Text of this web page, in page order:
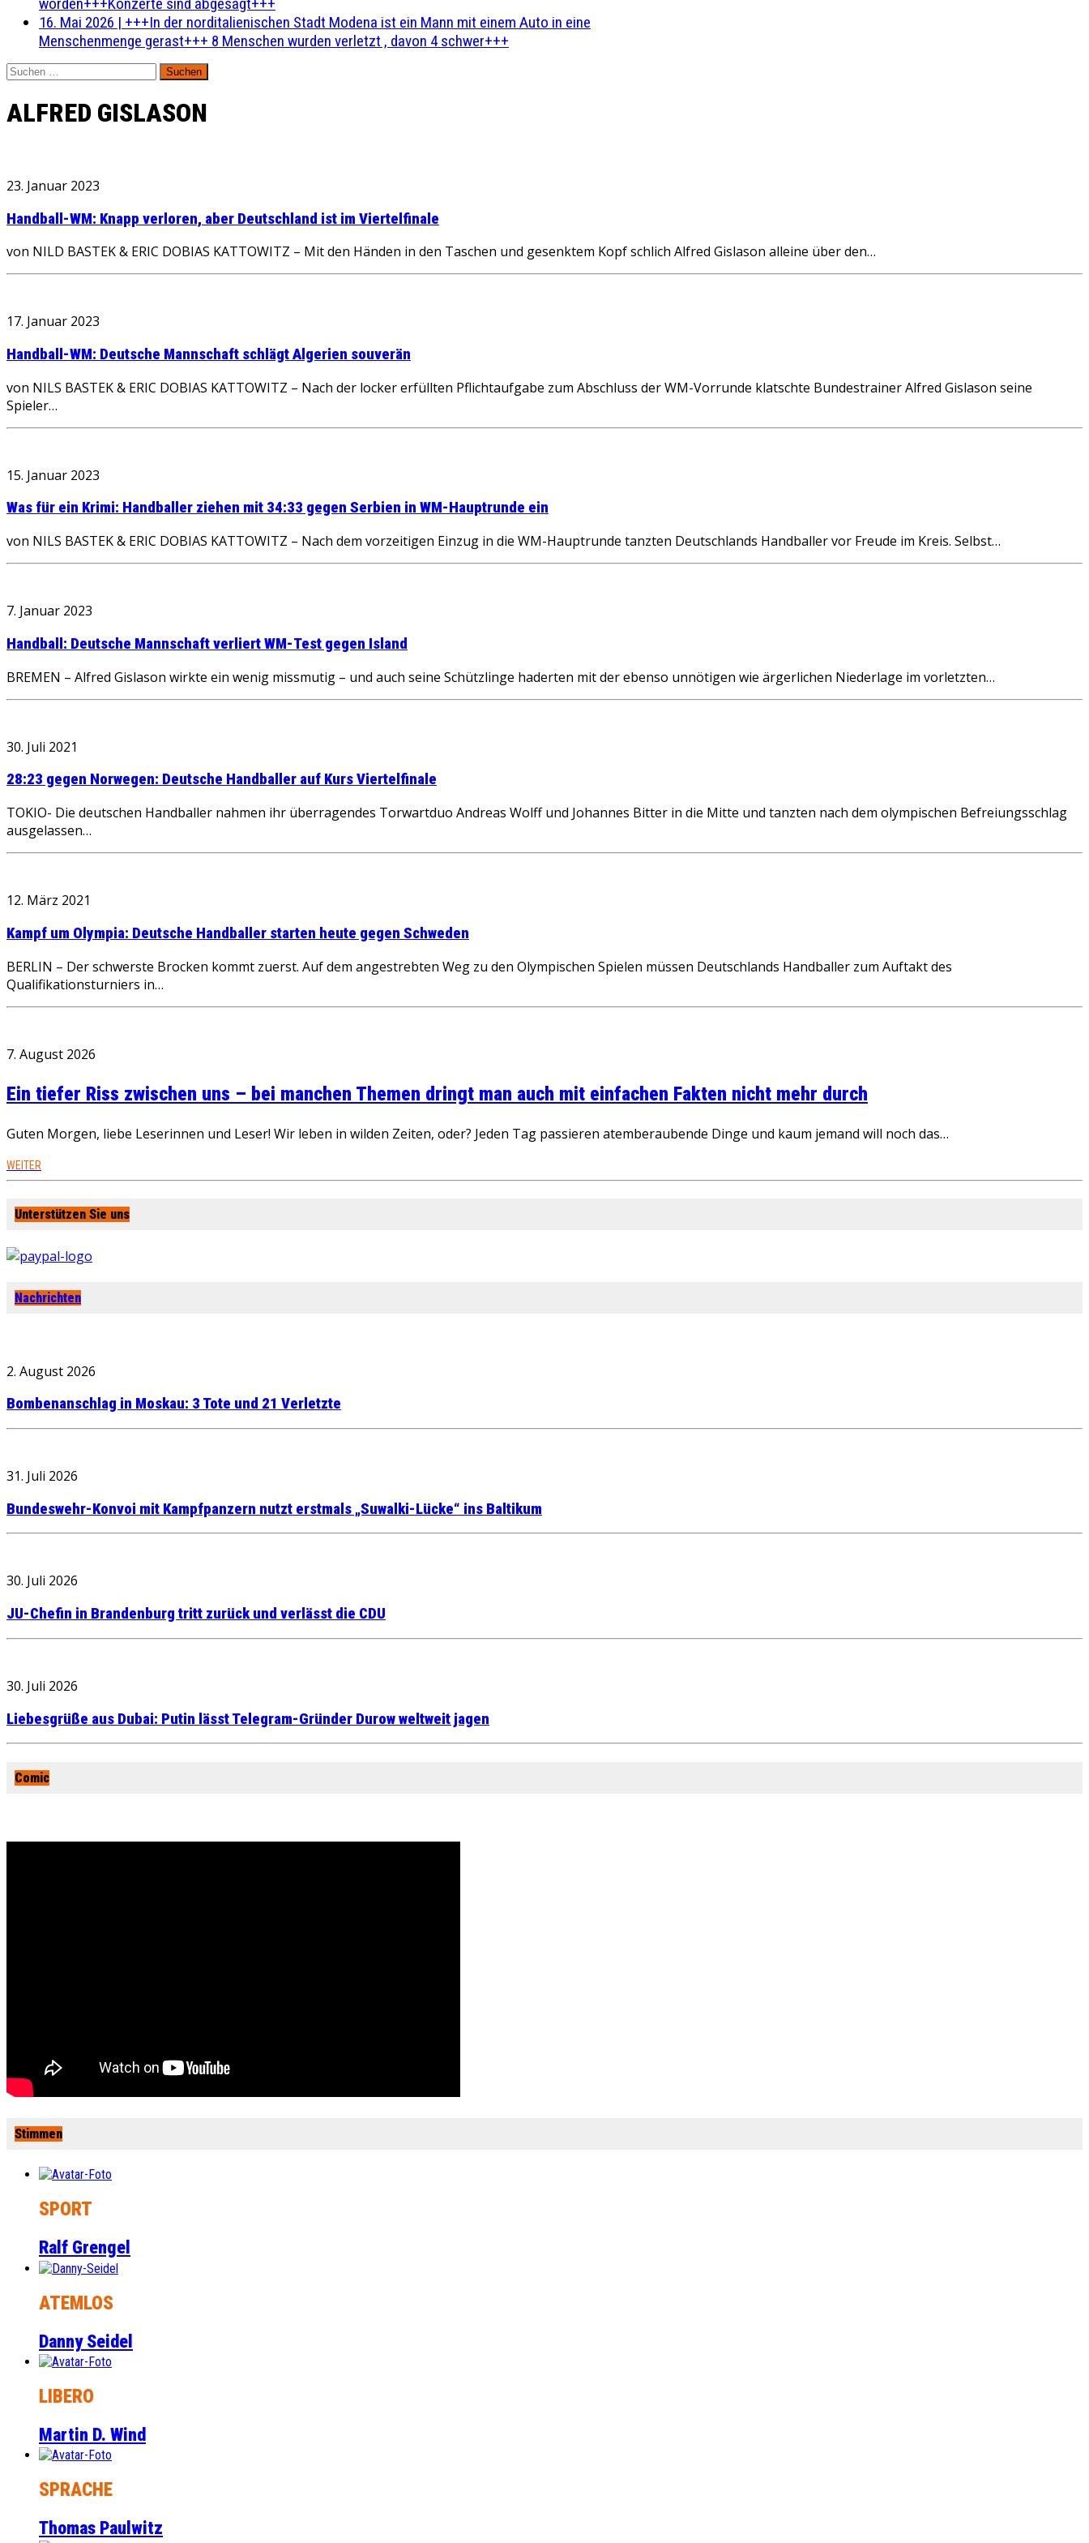
16. Mai 2026 | +++In der norditalienischen Stadt Modena ist ein Mann mit einem Auto in eine
Menschenmenge gerast+++ 8 Menschen wurden verletzt , davon 4 schwer+++
Suchen
nach:
ALFRED GISLASON
23. Januar 2023
Handball-WM: Knapp verloren, aber Deutschland ist im Viertelfinale
von NILD BASTEK & ERIC DOBIAS KATTOWITZ – Mit den Händen in den Taschen und gesenktem Kopf schlich Alfred Gislason alleine über den…
17. Januar 2023
Handball-WM: Deutsche Mannschaft schlägt Algerien souverän
von NILS BASTEK & ERIC DOBIAS KATTOWITZ – Nach der locker erfüllten Pflichtaufgabe zum Abschluss der WM-Vorrunde klatschte Bundestrainer Alfred Gislason seine
Spieler…
15. Januar 2023
Was für ein Krimi: Handballer ziehen mit 34:33 gegen Serbien in WM-Hauptrunde ein
von NILS BASTEK & ERIC DOBIAS KATTOWITZ – Nach dem vorzeitigen Einzug in die WM-Hauptrunde tanzten Deutschlands Handballer vor Freude im Kreis. Selbst…
7. Januar 2023
Handball: Deutsche Mannschaft verliert WM-Test gegen Island
BREMEN – Alfred Gislason wirkte ein wenig missmutig – und auch seine Schützlinge haderten mit der ebenso unnötigen wie ärgerlichen Niederlage im vorletzten…
30. Juli 2021
28:23 gegen Norwegen: Deutsche Handballer auf Kurs Viertelfinale
TOKIO- Die deutschen Handballer nahmen ihr überragendes Torwartduo Andreas Wolff und Johannes Bitter in die Mitte und tanzten nach dem olympischen Befreiungsschlag
ausgelassen…
12. März 2021
Kampf um Olympia: Deutsche Handballer starten heute gegen Schweden
BERLIN – Der schwerste Brocken kommt zuerst. Auf dem angestrebten Weg zu den Olympischen Spielen müssen Deutschlands Handballer zum Auftakt des
Qualifikationsturniers in…
7. August 2026
Ein tiefer Riss zwischen uns – bei manchen Themen dringt man auch mit einfachen Fakten nicht mehr durch
Guten Morgen, liebe Leserinnen und Leser! Wir leben in wilden Zeiten, oder? Jeden Tag passieren atemberaubende Dinge und kaum jemand will noch das…
WEITER
Unterstützen Sie uns
Nachrichten
2. August 2026
Bombenanschlag in Moskau: 3 Tote und 21 Verletzte
31. Juli 2026
Bundeswehr-Konvoi mit Kampfpanzern nutzt erstmals „Suwalki-Lücke“ ins Baltikum
30. Juli 2026
JU-Chefin in Brandenburg tritt zurück und verlässt die CDU
30. Juli 2026
Liebesgrüße aus Dubai: Putin lässt Telegram-Gründer Durow weltweit jagen
Comic
Stimmen
SPORT
Ralf Grengel
ATEMLOS
Danny Seidel
LIBERO
Martin D. Wind
SPRACHE
Thomas Paulwitz